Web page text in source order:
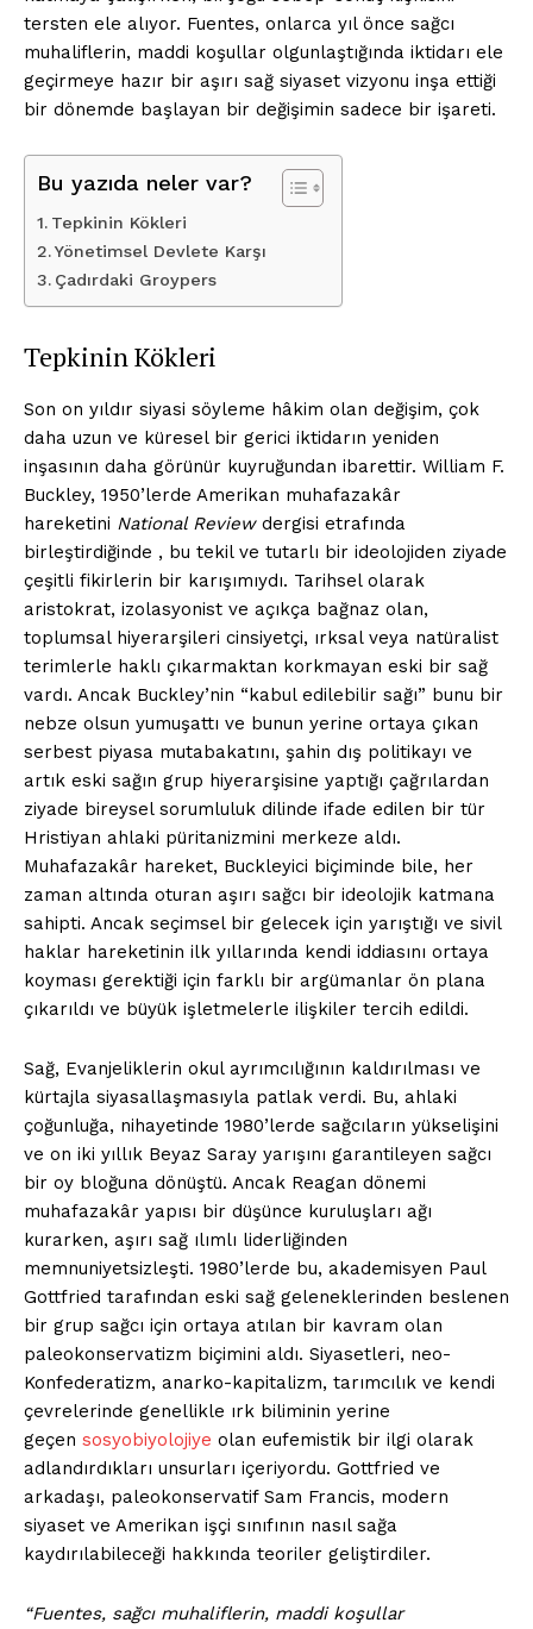
tersten ele alıyor. Fuentes, onlarca yıl önce sağcı
muhaliflerin, maddi koşullar olgunlaştığında iktidarı ele
geçirmeye hazır bir aşırı sağ siyaset vizyonu inşa ettiği
bir dönemde başlayan bir değişimin sadece bir işareti.
Bu yazıda neler var?
Tepkinin Kökleri
Yönetimsel Devlete Karşı
Çadırdaki Groypers
Tepkinin Kökleri
Son on yıldır siyasi söyleme hâkim olan değişim, çok
daha uzun ve küresel bir gerici iktidarın yeniden
inşasının daha görünür kuyruğundan ibarettir. William F.
Buckley, 1950’lerde Amerikan muhafazakâr
hareketini National Reviewdergisi etrafında
birleştirdiğinde , bu tekil ve tutarlı bir ideolojiden ziyade
çeşitli fikirlerin bir karışımıydı. Tarihsel olarak
aristokrat, izolasyonist ve açıkça bağnaz olan,
toplumsal hiyerarşileri cinsiyetçi, ırksal veya natüralist
terimlerle haklı çıkarmaktan korkmayan eski bir sağ
vardı. Ancak Buckley’nin “kabul edilebilir sağı” bunu bir
nebze olsun yumuşattı ve bunun yerine ortaya çıkan
serbest piyasa mutabakatını, şahin dış politikayı ve
artık eski sağın grup hiyerarşisine yaptığı çağrılardan
ziyade bireysel sorumluluk dilinde ifade edilen bir tür
Hristiyan ahlaki püritanizmini merkeze aldı.
Muhafazakâr hareket, Buckleyici biçiminde bile, her
zaman altında oturan aşırı sağcı bir ideolojik katmana
sahipti. Ancak seçimsel bir gelecek için yarıştığı ve sivil
haklar hareketinin ilk yıllarında kendi iddiasını ortaya
koyması gerektiği için farklı bir argümanlar ön plana
çıkarıldı ve büyük işletmelerle ilişkiler tercih edildi.
Sağ, Evanjeliklerin okul ayrımcılığının kaldırılması ve
kürtajla siyasallaşmasıyla patlak verdi. Bu, ahlaki
çoğunluğa, nihayetinde 1980’lerde sağcıların yükselişini
ve on iki yıllık Beyaz Saray yarışını garantileyen sağcı
bir oy bloğuna dönüştü. Ancak Reagan dönemi
muhafazakâr yapısı bir düşünce kuruluşları ağı
kurarken, aşırı sağ ılımlı liderliğinden
memnuniyetsizleşti. 1980’lerde bu, akademisyen Paul
Gottfried tarafından eski sağ geleneklerinden beslenen
bir grup sağcı için ortaya atılan bir kavram olan
paleokonservatizm biçimini aldı. Siyasetleri, neo-
Konfederatizm, anarko-kapitalizm, tarımcılık ve kendi
çevrelerinde genellikle ırk biliminin yerine
geçen sosyobiyolojiye olan eufemistik bir ilgi olarak
adlandırdıkları unsurları içeriyordu. Gottfried ve
arkadaşı, paleokonservatif Sam Francis, modern
siyaset ve Amerikan işçi sınıfının nasıl sağa
kaydırılabileceği hakkında teoriler geliştirdiler.
Fuentes, sağcı muhaliflerin, maddi koşullar